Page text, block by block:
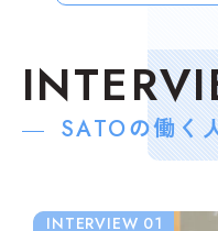
SATOの働く
INTERVIEW 01